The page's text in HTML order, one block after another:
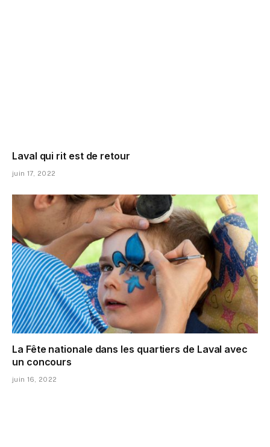
Laval qui rit est de retour
juin 17, 2022
La Fête nationale dans les quartiers de Laval avec
un concours
juin 16, 2022